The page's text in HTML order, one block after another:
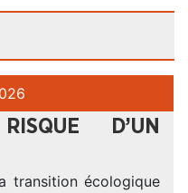
D’UN
transition écologique